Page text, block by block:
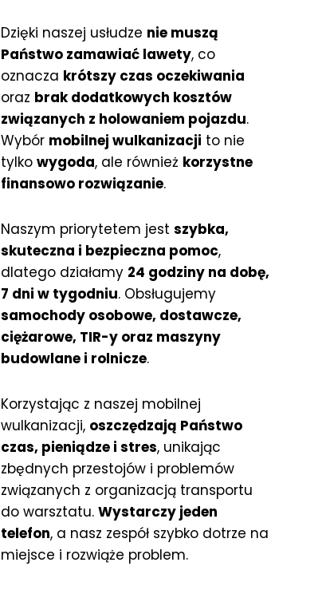
Dzięki naszej usłudze nie muszą
Państwo zamawiać lawety, co
oznacza krótszy czas oczekiwania
oraz brak dodatkowych kosztów
związanych z holowaniem pojazdu.
Wybór mobilnej wulkanizacji to nie
tylko wygoda, ale również korzystne
finansowo rozwiązanie.
Naszym priorytetem jest szybka,
skuteczna i bezpieczna pomoc,
dlatego działamy 24 godziny na dobę,
7 dni w tygodniu. Obsługujemy
samochody osobowe, dostawcze,
ciężarowe, TIR-y oraz maszyny
budowlane i rolnicze.
Korzystając z naszej mobilnej
wulkanizacji, oszczędzają Państwo
czas, pieniądze i stres, unikając
zbędnych przestojów i problemów
związanych z organizacją transportu
do warsztatu. Wystarczy jeden
telefon, a nasz zespół szybko dotrze na
miejsce i rozwiąże problem.